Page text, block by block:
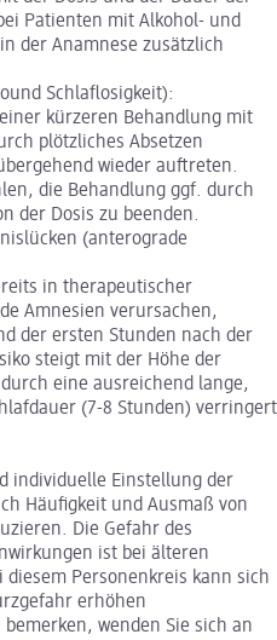
Patienten mit Alkohol- und
der Anamnese zusätzlich
Schlaflosigkeit):
kürzeren Behandlung mit
plötzliches Absetzen
wieder auftreten.
die Behandlung ggf. durch
der Dosis zu beenden.
(anterograde
in therapeutischer
Amnesien verursachen,
der ersten Stunden nach der
steigt mit der Höhe der
eine ausreichend lange,
(7-8 Stunden) verringert
individuelle Einstellung der
Häufigkeit und Ausmaß von
Die Gefahr des
ist bei älteren
Personenkreis kann sich
erhöhen
wenden Sie sich an